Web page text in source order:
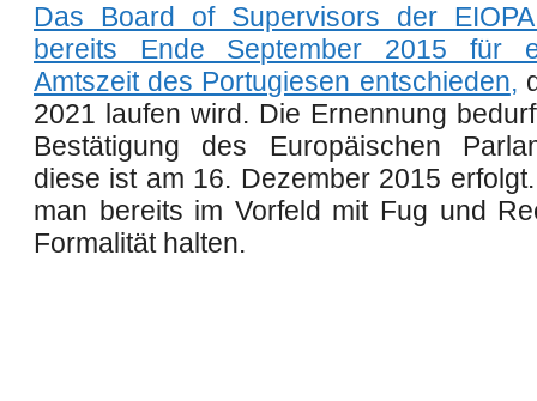
Das Board of Supervisors der
bereits Ende September 2015 für
Amtszeit des Portugiesen entschieden,
2021 laufen wird. Die Ernennung
Bestätigung des Europäischen
diese ist am 16. Dezember 2015
man bereits im Vorfeld mit Fug und
Formalität halten.